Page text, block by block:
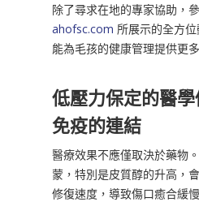
除了尋求在地的專家協助，
ahofsc.com 所展示的全方
能為毛孩的健康管理提供更
低壓力保定的醫
免疫的連結
醫療效果不應僅取決於藥物
蒙，特別是皮質醇的升高，
修復速度，導致傷口癒合緩